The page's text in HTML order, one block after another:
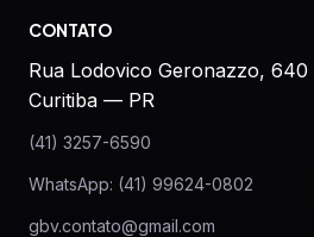
CONTATO
Rua Lodovico Geronazzo,
Curitiba — PR
(41) 3257-6590
WhatsApp: (41) 99624-0802
gbv.contato@gmail.com